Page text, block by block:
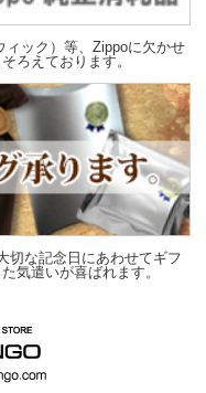
ック）等、Zippoに欠かせ
ろえております。
切な記念日にあわせてギフ
気遣いが喜ばれます。